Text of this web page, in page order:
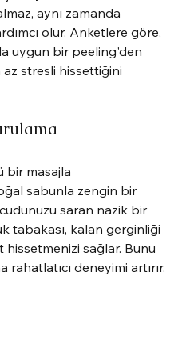
aynı zamanda
olur. Anketlere göre,
uygun bir peeling'den
stresli hissettiğini
bir masajla
sabunla zengin bir
saran nazik bir
tabakası, kalan gerginliği
sağlar. Bunu
rahatlatıcı deneyimi artırır.